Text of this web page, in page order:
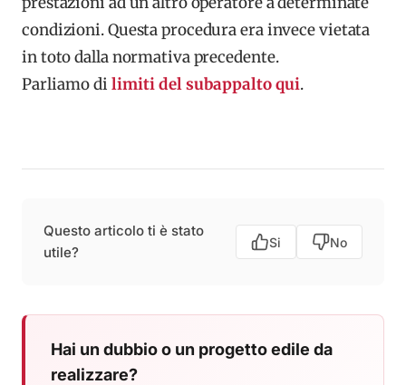
condizioni. Questa procedura era invece vietata
in toto dalla normativa precedente.
Parliamo di limiti del subappalto qui.
Questo articolo ti è stato
utile?
Si No
Hai un dubbio o un progetto edile da
realizzare?